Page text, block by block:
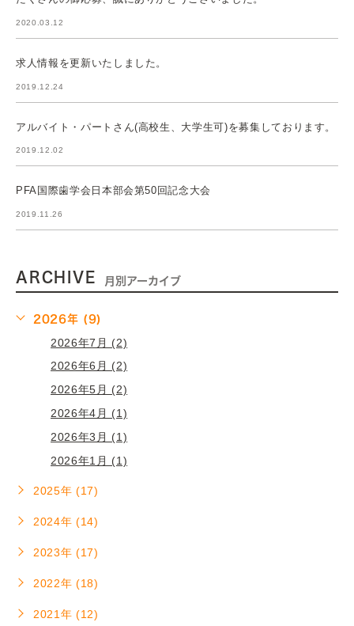
2020.03.12
求人情報を更新いたしました。
2019.12.24
アルバイト・パートさん(高校生、大学生可)を募集しております。
2019.12.02
PFA国際歯学会日本部会第50回記念大会
2019.11.26
ARCHIVE 月別アーカイブ
2026年 (9)
2026年7月 (2)
2026年6月 (2)
2026年5月 (2)
2026年4月 (1)
2026年3月 (1)
2026年1月 (1)
2025年 (17)
2024年 (14)
2023年 (17)
2022年 (18)
2021年 (12)